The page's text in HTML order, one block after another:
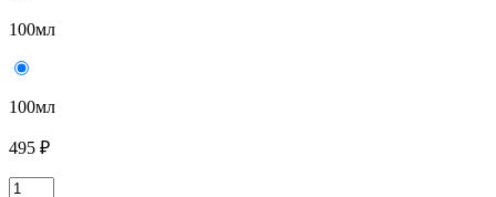
100мл
100мл
495 ₽